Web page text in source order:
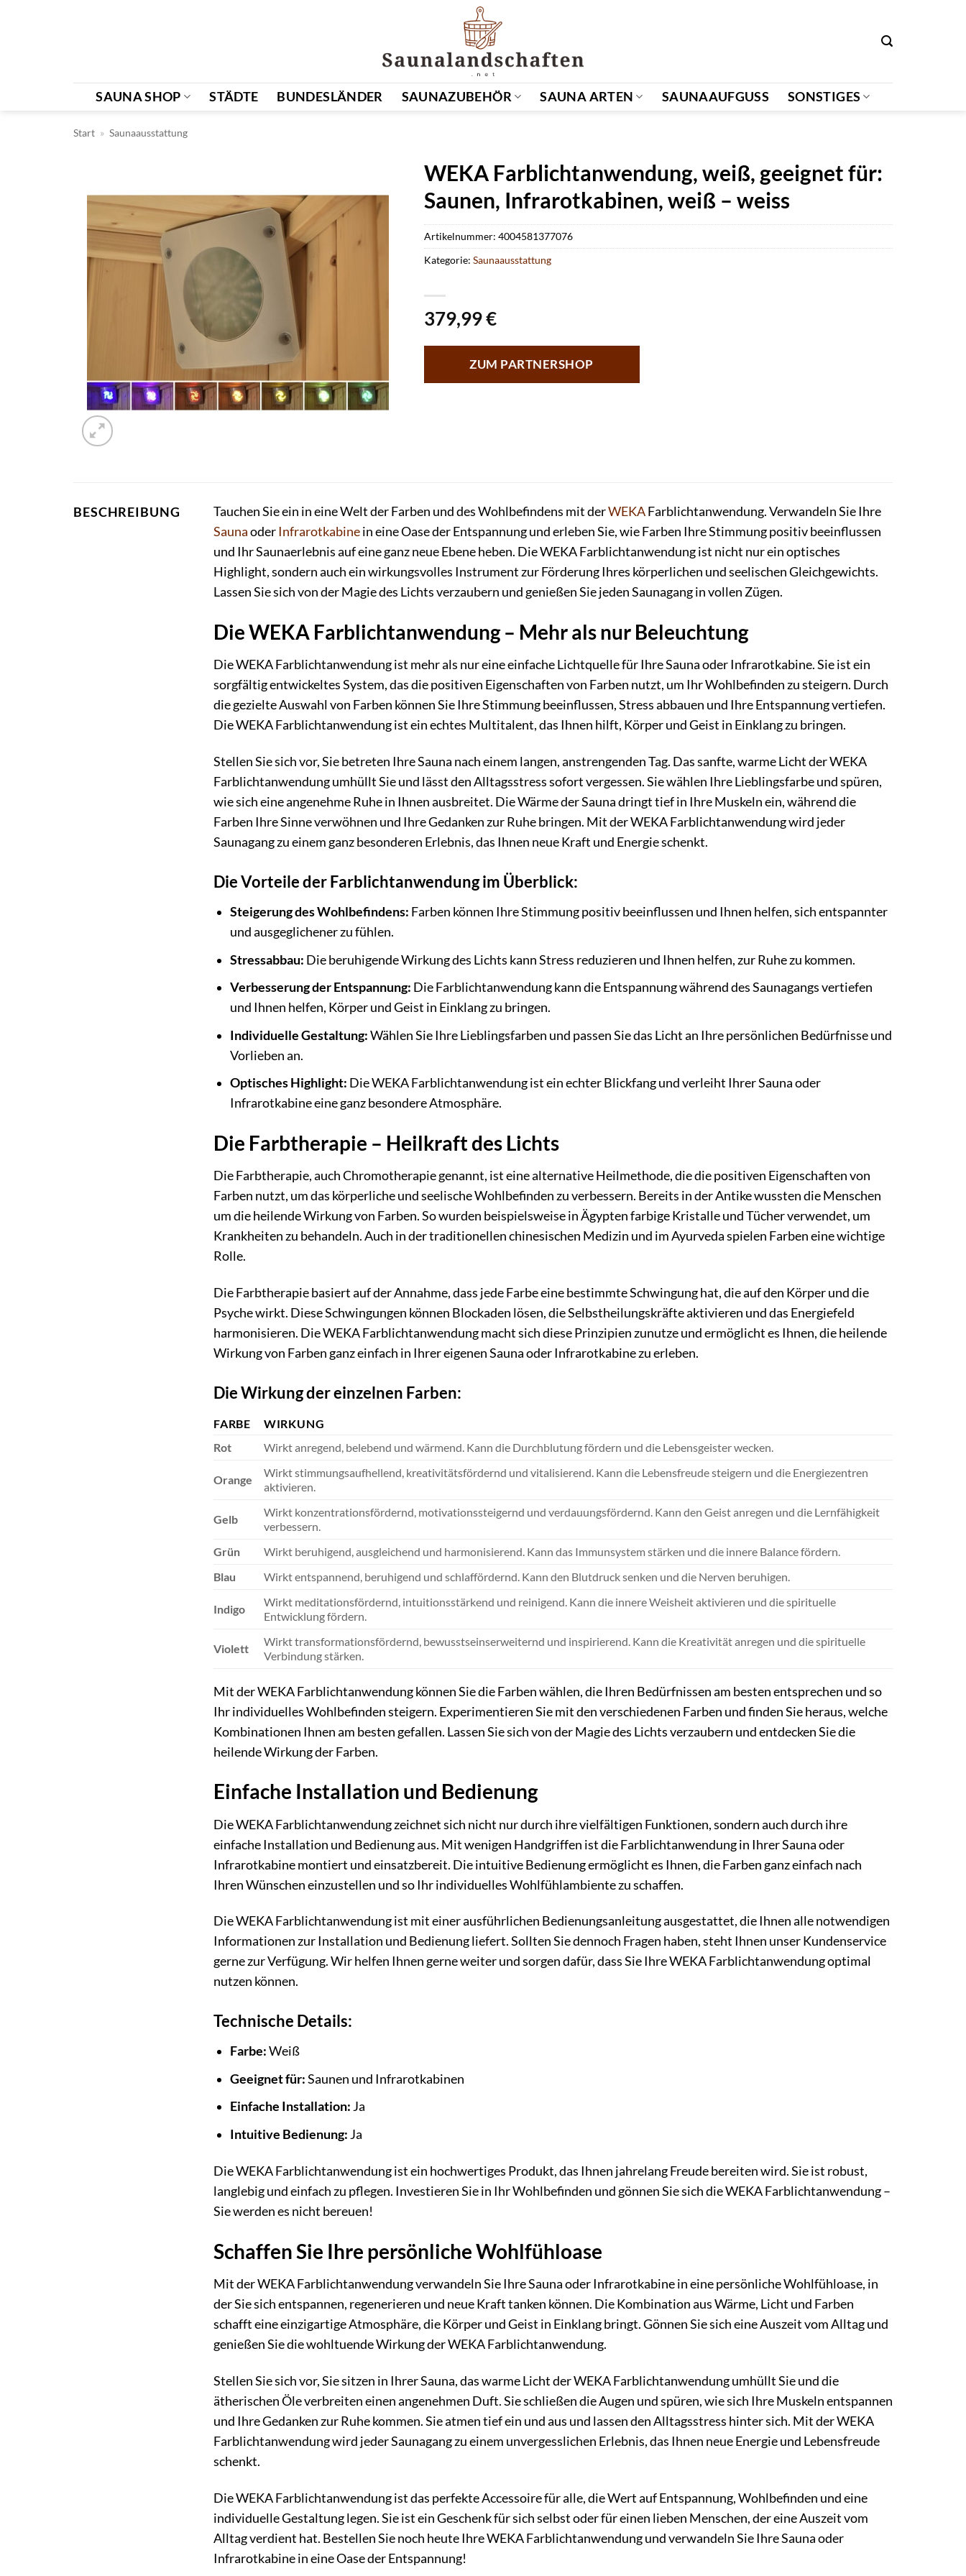
SAUNA SHOP STÄDTE BUNDESLÄNDER SAUNAZUBEHÖR SAUNA ARTEN SAUNAAUFGUSS SONSTIGES
Start » Saunaausstattung
WEKA Farblichtanwendung, weiß, geeignet für:
Saunen, Infrarotkabinen, weiß – weiss
379,99€
ZUM PARTNERSHOP
Artikelnummer: 4004581377076
Kategorie: Saunaausstattung
BESCHREIBUNG Tauchen Sie ein in eine Welt der Farben und des Wohlbefindens mit derWEKAFarblichtanwendung. Verwandeln Sie Ihre
SaunaoderInfrarotkabinein eine Oase der Entspannung und erleben Sie, wie Farben Ihre Stimmung positiv beeinflussen
und Ihr Saunaerlebnis auf eine ganz neue Ebene heben. Die WEKA Farblichtanwendung ist nicht nur ein optisches
Highlight, sondern auch ein wirkungsvolles Instrument zur Förderung Ihres körperlichen und seelischen Gleichgewichts.
Lassen Sie sich von der Magie des Lichts verzaubern und genießen Sie jeden Saunagang in vollen Zügen.
Die WEKA Farblichtanwendung – Mehr als nur Beleuchtung
Die WEKA Farblichtanwendung ist mehr als nur eine einfache Lichtquelle für Ihre Sauna oder Infrarotkabine. Sie ist ein
sorgfältig entwickeltes System, das die positiven Eigenschaften von Farben nutzt, um Ihr Wohlbefinden zu steigern. Durch
die gezielte Auswahl von Farben können Sie Ihre Stimmung beeinflussen, Stress abbauen und Ihre Entspannung vertiefen.
Die WEKA Farblichtanwendung ist ein echtes Multitalent, das Ihnen hilft, Körper und Geist in Einklang zu bringen.
Stellen Sie sich vor, Sie betreten Ihre Sauna nach einem langen, anstrengenden Tag. Das sanfte, warme Licht der WEKA
Farblichtanwendung umhüllt Sie und lässt den Alltagsstress sofort vergessen. Sie wählen Ihre Lieblingsfarbe und spüren,
wie sich eine angenehme Ruhe in Ihnen ausbreitet. Die Wärme der Sauna dringt tief in Ihre Muskeln ein, während die
Farben Ihre Sinne verwöhnen und Ihre Gedanken zur Ruhe bringen. Mit der WEKA Farblichtanwendung wird jeder
Saunagang zu einem ganz besonderen Erlebnis, das Ihnen neue Kraft und Energie schenkt.
Die Vorteile der Farblichtanwendung im Überblick:
Steigerung des Wohlbefindens: Farben können Ihre Stimmung positiv beeinflussen und Ihnen helfen, sich entspannter
und ausgeglichener zu fühlen.
Stressabbau: Die beruhigende Wirkung des Lichts kann Stress reduzieren und Ihnen helfen, zur Ruhe zu kommen.
Verbesserung der Entspannung: Die Farblichtanwendung kann die Entspannung während des Saunagangs vertiefen
und Ihnen helfen, Körper und Geist in Einklang zu bringen.
Individuelle Gestaltung:Wählen Sie Ihre Lieblingsfarben und passen Sie das Licht an Ihre persönlichen Bedürfnisse und
Vorlieben an.
Optisches Highlight: Die WEKA Farblichtanwendung ist ein echter Blickfang und verleiht Ihrer Sauna oder
Infrarotkabine eine ganz besondere Atmosphäre.
Die Farbtherapie – Heilkraft des Lichts
Die Farbtherapie, auch Chromotherapie genannt, ist eine alternative Heilmethode, die die positiven Eigenschaften von
Farben nutzt, um das körperliche und seelische Wohlbefinden zu verbessern. Bereits in der Antike wussten die Menschen
um die heilende Wirkung von Farben. So wurden beispielsweise in Ägypten farbige Kristalle und Tücher verwendet, um
Krankheiten zu behandeln. Auch in der traditionellen chinesischen Medizin und im Ayurveda spielen Farben eine wichtige
Rolle.
Die Farbtherapie basiert auf der Annahme, dass jede Farbe eine bestimmte Schwingung hat, die auf den Körper und die
Psyche wirkt. Diese Schwingungen können Blockaden lösen, die Selbstheilungskräfte aktivieren und das Energiefeld
harmonisieren. Die WEKA Farblichtanwendung macht sich diese Prinzipien zunutze und ermöglicht es Ihnen, die heilende
Wirkung von Farben ganz einfach in Ihrer eigenen Sauna oder Infrarotkabine zu erleben.
Die Wirkung der einzelnen Farben:
FARBE
WIRKUNG
Rot
Wirkt anregend, belebend und wärmend. Kann die Durchblutung fördern und die Lebensgeister wecken.
Orange
Wirkt stimmungsaufhellend, kreativitätsfördernd und vitalisierend. Kann die Lebensfreude steigern und die Energiezentren
aktivieren.
Gelb
Wirkt konzentrationsfördernd, motivationssteigernd und verdauungsfördernd. Kann den Geist anregen und die Lernfähigkeit
verbessern.
Grün
Wirkt beruhigend, ausgleichend und harmonisierend. Kann das Immunsystem stärken und die innere Balance fördern.
Blau
Wirkt entspannend, beruhigend und schlaffördernd. Kann den Blutdruck senken und die Nerven beruhigen.
Indigo
Wirkt meditationsfördernd, intuitionsstärkend und reinigend. Kann die innere Weisheit aktivieren und die spirituelle
Entwicklung fördern.
Violett
Wirkt transformationsfördernd, bewusstseinserweiternd und inspirierend. Kann die Kreativität anregen und die spirituelle
Verbindung stärken.
Mit der WEKA Farblichtanwendung können Sie die Farben wählen, die Ihren Bedürfnissen am besten entsprechen und so
Ihr individuelles Wohlbefinden steigern. Experimentieren Sie mit den verschiedenen Farben und finden Sie heraus, welche
Kombinationen Ihnen am besten gefallen. Lassen Sie sich von der Magie des Lichts verzaubern und entdecken Sie die
heilende Wirkung der Farben.
Einfache Installation und Bedienung
Die WEKA Farblichtanwendung zeichnet sich nicht nur durch ihre vielfältigen Funktionen, sondern auch durch ihre
einfache Installation und Bedienung aus. Mit wenigen Handgriffen ist die Farblichtanwendung in Ihrer Sauna oder
Infrarotkabine montiert und einsatzbereit. Die intuitive Bedienung ermöglicht es Ihnen, die Farben ganz einfach nach
Ihren Wünschen einzustellen und so Ihr individuelles Wohlfühlambiente zu schaffen.
Die WEKA Farblichtanwendung ist mit einer ausführlichen Bedienungsanleitung ausgestattet, die Ihnen alle notwendigen
Informationen zur Installation und Bedienung liefert. Sollten Sie dennoch Fragen haben, steht Ihnen unser Kundenservice
gerne zur Verfügung. Wir helfen Ihnen gerne weiter und sorgen dafür, dass Sie Ihre WEKA Farblichtanwendung optimal
nutzen können.
Technische Details:
Farbe:Weiß
Geeignet für:Saunen und Infrarotkabinen
Einfache Installation:Ja
Intuitive Bedienung: Ja
Die WEKA Farblichtanwendung ist ein hochwertiges Produkt, das Ihnen jahrelang Freude bereiten wird. Sie ist robust,
langlebig und einfach zu pflegen. Investieren Sie in Ihr Wohlbefinden und gönnen Sie sich die WEKA Farblichtanwendung –
Sie werden es nicht bereuen!
Schaffen Sie Ihre persönliche Wohlfühloase
Mit der WEKA Farblichtanwendung verwandeln Sie Ihre Sauna oder Infrarotkabine in eine persönliche Wohlfühloase, in
der Sie sich entspannen, regenerieren und neue Kraft tanken können. Die Kombination aus Wärme, Licht und Farben
schafft eine einzigartige Atmosphäre, die Körper und Geist in Einklang bringt. Gönnen Sie sich eine Auszeit vom Alltag und
genießen Sie die wohltuende Wirkung der WEKA Farblichtanwendung.
Stellen Sie sich vor, Sie sitzen in Ihrer Sauna, das warme Licht der WEKA Farblichtanwendung umhüllt Sie und die
ätherischen Öle verbreiten einen angenehmen Duft. Sie schließen die Augen und spüren, wie sich Ihre Muskeln entspannen
und Ihre Gedanken zur Ruhe kommen. Sie atmen tief ein und aus und lassen den Alltagsstress hinter sich. Mit der WEKA
Farblichtanwendung wird jeder Saunagang zu einem unvergesslichen Erlebnis, das Ihnen neue Energie und Lebensfreude
schenkt.
Die WEKA Farblichtanwendung ist das perfekte Accessoire für alle, die Wert auf Entspannung, Wohlbefinden und eine
individuelle Gestaltung legen. Sie ist ein Geschenk für sich selbst oder für einen lieben Menschen, der eine Auszeit vom
Alltag verdient hat. Bestellen Sie noch heute Ihre WEKA Farblichtanwendung und verwandeln Sie Ihre Sauna oder
Infrarotkabine in eine Oase der Entspannung!